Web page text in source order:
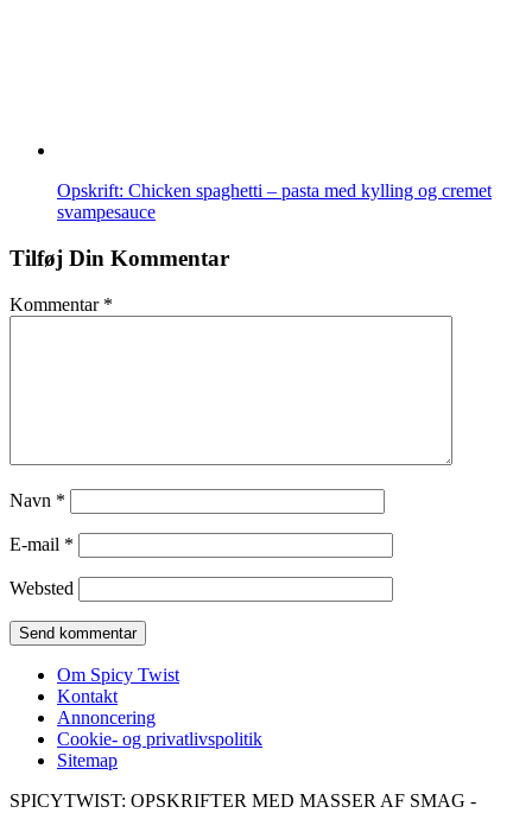
Opskrift: Chicken spaghetti – pasta med kylling og cremet
svampesauce
Tilføj Din Kommentar
Kommentar *
Navn *
E-mail *
Websted
Om Spicy Twist
Kontakt
Annoncering
Cookie- og privatlivspolitik
Sitemap
SPICYTWIST: OPSKRIFTER MED MASSER AF SMAG -